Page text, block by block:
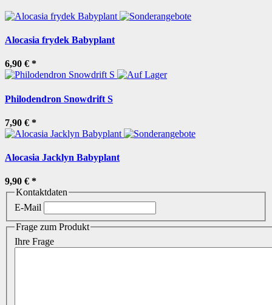
Alocasia frydek Babyplant
6,90 € *
Philodendron Snowdrift S
7,90 € *
Alocasia Jacklyn Babyplant
9,90 € *
Kontaktdaten
E-Mail
Frage zum Produkt
Ihre Frage